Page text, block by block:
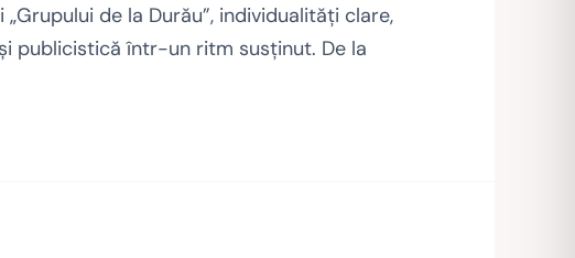
de la Durău”, individualităţi clare,
publicistică într-un ritm susţinut. De la